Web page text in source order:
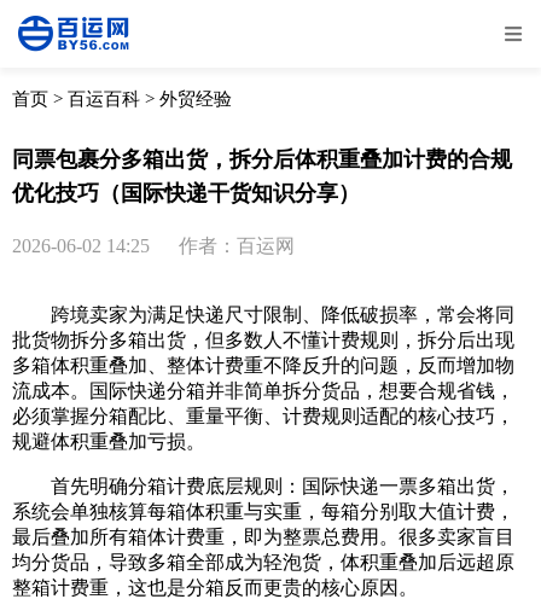
全部 物流资讯
取消
首页 > 百运百科 > 外贸经验
同票包裹分多箱出货，拆分后体积重叠加计费的合规
优化技巧（国际快递干货知识分享）
2026-06-02 14:25 作者：百运网
跨境卖家为满足快递尺寸限制、降低破损率，常会将同
批货物拆分多箱出货，但多数人不懂计费规则，拆分后出现
多箱体积重叠加、整体计费重不降反升的问题，反而增加物
流成本。国际快递分箱并非简单拆分货品，想要合规省钱，
必须掌握分箱配比、重量平衡、计费规则适配的核心技巧，
规避体积重叠加亏损。
首先明确分箱计费底层规则：国际快递一票多箱出货，
系统会单独核算每箱体积重与实重，每箱分别取大值计费，
最后叠加所有箱体计费重，即为整票总费用。很多卖家盲目
均分货品，导致多箱全部成为轻泡货，体积重叠加后远超原
整箱计费重，这也是分箱反而更贵的核心原因。